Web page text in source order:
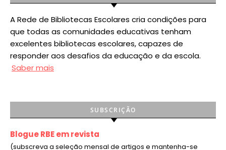
A Rede de Bibliotecas Escolares cria condições para
que todas as comunidades educativas tenham
excelentes bibliotecas escolares, capazes de
responder aos desafios da educação e da escola.
Saber mais
SUBSCRIÇÃO
Blogue RBE em revista
(subscreva a seleção mensal de artigos e mantenha-se